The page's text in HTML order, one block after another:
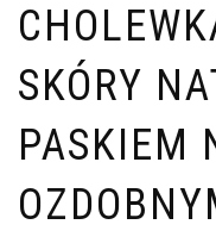
SKÓRY
PASKIEM